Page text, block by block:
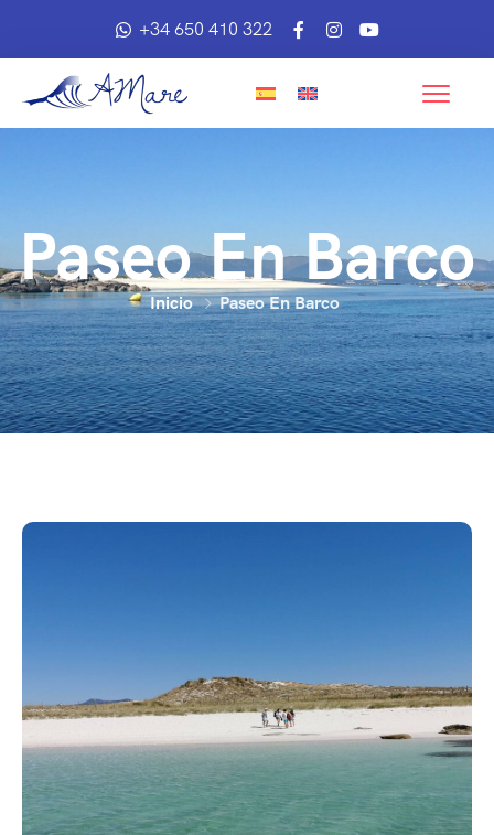
+34 650 410 322
Paseo En Barco
Inicio Paseo En Barco